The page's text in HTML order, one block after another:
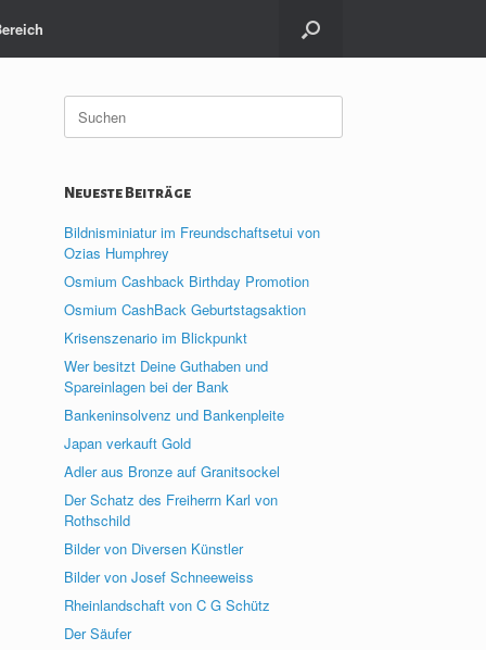
Suche
nach:
Neueste Beiträge
Bildnisminiatur im Freundschaftsetui von
Ozias Humphrey
Osmium Cashback Birthday Promotion
Osmium CashBack Geburtstagsaktion
Krisenszenario im Blickpunkt
Wer besitzt Deine Guthaben und
Spareinlagen bei der Bank
Bankeninsolvenz und Bankenpleite
Japan verkauft Gold
Adler aus Bronze auf Granitsockel
Der Schatz des Freiherrn Karl von
Rothschild
Bilder von Diversen Künstler
Bilder von Josef Schneeweiss
Rheinlandschaft von C G Schütz
Der Säufer